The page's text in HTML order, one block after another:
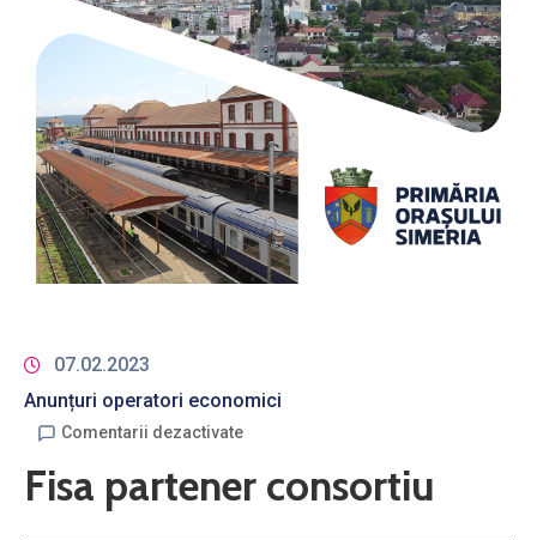
07.02.2023
Anunțuri operatori economici
Comentarii dezactivate
Fisa partener consortiu